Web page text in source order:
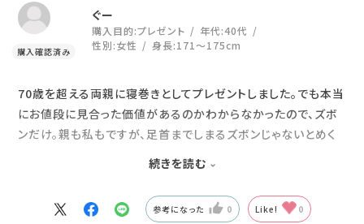
ぐー
購入目的:プレゼント 年代:40代
性別:女性 身長:171～175cm
70歳を超える両親に寝巻きとしてプレゼントしました。でも本当
にお値段に見合った価値があるのかわからなかったので、ズボ
ンだけ。親も私もですが、足首までしまるズボンじゃないとめく
いつもなら一度洗ってから使うのに渡したその日から使い始め
て、すぐに気に入ってくれました。は着心地もいいし寝返りも楽
だと。なので、追加で上着も買おうとしたら気に入り過ぎて数日
続きを読む
参考になった 0 Like! 0